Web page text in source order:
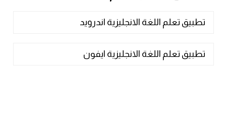
تطبيق تعلم اللغة الانجليزية اندرويد
تطبيق تعلم اللغة الانجليزية ايفون